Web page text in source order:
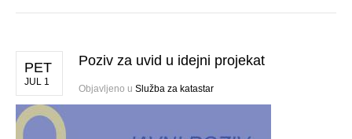
PET
JUL 1
Poziv za uvid u idejni projekat
Objavljeno u Služba za katastar